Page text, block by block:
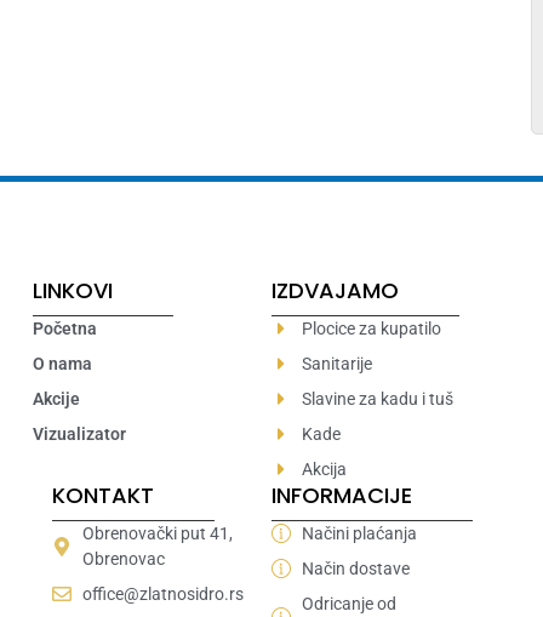
LINKOVI
Početna
O nama
Akcije
Vizualizator
IZDVAJAMO
Plocice za kupatilo
Sanitarije
Slavine za kadu i tuš
Kade
Akcija
KONTAKT
Obrenovački put 41,
Obrenovac
office@zlatnosidro.rs
INFORMACIJE
Načini plaćanja
Način dostave
Odricanje od